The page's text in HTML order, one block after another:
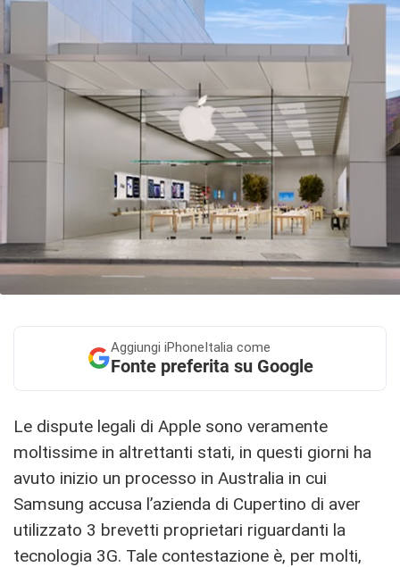
Aggiungi iPhoneItalia come
Fonte preferita su Google
Le dispute legali di Apple sono veramente
moltissime in altrettanti stati, in questi giorni ha
avuto inizio un processo in Australia in cui
Samsung accusa l’azienda di Cupertino di aver
utilizzato 3 brevetti proprietari riguardanti la
tecnologia 3G. Tale contestazione è, per molti,